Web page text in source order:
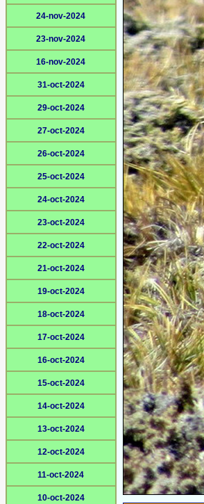
24-nov-2024
23-nov-2024
16-nov-2024
31-oct-2024
29-oct-2024
27-oct-2024
26-oct-2024
25-oct-2024
24-oct-2024
23-oct-2024
22-oct-2024
21-oct-2024
19-oct-2024
18-oct-2024
17-oct-2024
16-oct-2024
15-oct-2024
14-oct-2024
13-oct-2024
12-oct-2024
11-oct-2024
10-oct-2024